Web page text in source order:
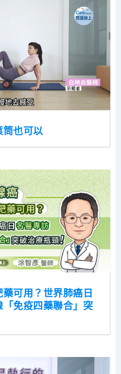
筒也可以
可用？世界肺癌日
免疫四藥聯合」突